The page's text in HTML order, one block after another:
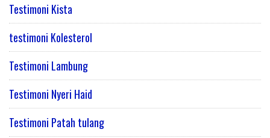
Testimoni Kista
testimoni Kolesterol
Testimoni Lambung
Testimoni Nyeri Haid
Testimoni Patah tulang